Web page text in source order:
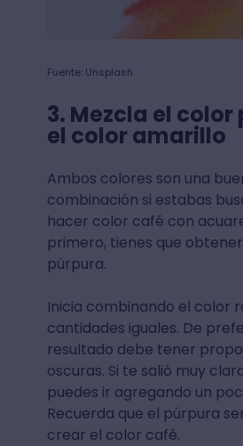
Fuente: Unsplash
3. Mezcla el
el color amarillo
Ambos colores son una
combinación si estabas
hacer color café con
primero, tienes que
púrpura.
Inicia combinando el color
cantidades iguales. De
resultado debe tener
oscuras. Si te salió muy
puedes ir agregando un
Recuerda que el púrpura
crear el color café.